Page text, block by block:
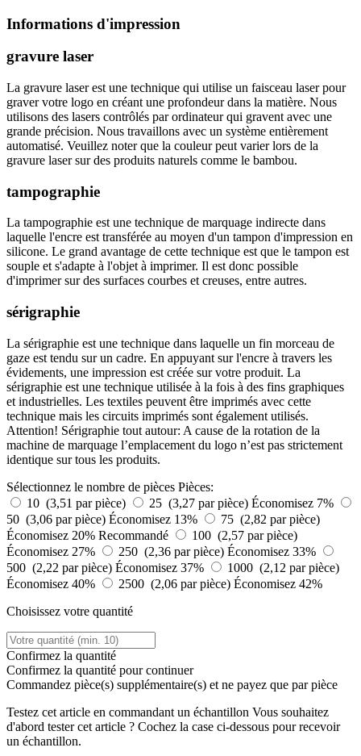
Informations d'impression
gravure laser
La gravure laser est une technique qui utilise un faisceau laser pour
graver votre logo en créant une profondeur dans la matière. Nous
utilisons des lasers contrôlés par ordinateur qui gravent avec une
grande précision. Nous travaillons avec un système entièrement
automatisé. Veuillez noter que la couleur peut varier lors de la
gravure laser sur des produits naturels comme le bambou.
tampographie
La tampographie est une technique de marquage indirecte dans
laquelle l'encre est transférée au moyen d'un tampon d'impression en
silicone. Le grand avantage de cette technique est que le tampon est
souple et s'adapte à l'objet à imprimer. Il est donc possible
d'imprimer sur des surfaces courbes et creuses, entre autres.
sérigraphie
La sérigraphie est une technique dans laquelle un fin morceau de
gaze est tendu sur un cadre. En appuyant sur l'encre à travers les
évidements, une impression est créée sur votre produit. La
sérigraphie est une technique utilisée à la fois à des fins graphiques
et industrielles. Les textiles peuvent être imprimés avec cette
technique mais les circuits imprimés sont également utilisés.
Attention! Sérigraphie tout autour: A cause de la rotation de la
machine de marquage l’emplacement du logo n’est pas strictement
identique sur tous les produits.
Sélectionnez le nombre de pièces Pièces:
10 (3,51 par pièce)
25 (3,27 par pièce) Économisez 7%
50 (3,06 par pièce) Économisez 13%
75 (2,82 par pièce)
Économisez 20% Recommandé
100 (2,57 par pièce)
Économisez 27%
250 (2,36 par pièce) Économisez 33%
500 (2,22 par pièce) Économisez 37%
1000 (2,12 par pièce)
Économisez 40%
2500 (2,06 par pièce) Économisez 42%
Choisissez votre quantité
Confirmez la quantité
Confirmez la quantité pour continuer
Commandez pièce(s) supplémentaire(s) et ne payez que par pièce
Testez cet article en commandant un échantillon Vous souhaitez
d'abord tester cet article ? Cochez la case ci-dessous pour recevoir
un échantillon.